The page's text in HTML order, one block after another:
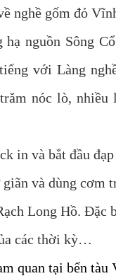
nghề gốm đỏ
nguồn Sông
với Làng
nóc lò,
in và bắt đầu
và dùng cơm
Long Hồ. Đặc
các thời kỳ…
quan tại bến tàu